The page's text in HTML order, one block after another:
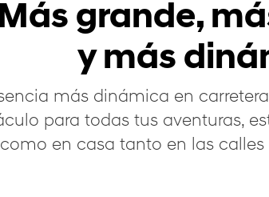
grande,
y más
más dinámica en
para todas tus aventuras,
en casa tanto en las